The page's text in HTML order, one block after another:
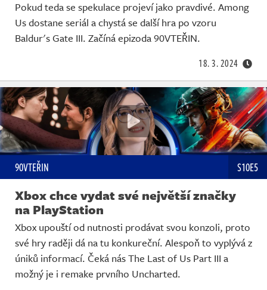
Pokud teda se spekulace projeví jako pravdivé. Among
Us dostane seriál a chystá se další hra po vzoru
Baldur's Gate III. Začíná epizoda 90VTEŘIN.
18. 3. 2024
90VTEŘIN S10E5
Xbox chce vydat své největší značky
na PlayStation
Xbox upouští od nutnosti prodávat svou konzoli, proto
své hry raději dá na tu konkureční. Alespoň to vyplývá z
úniků informací. Čeká nás The Last of Us Part III a
možný je i remake prvního Uncharted.